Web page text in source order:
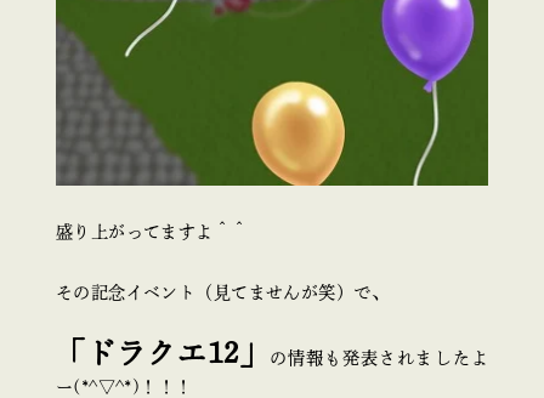
盛り上がってますよ＾＾
その記念イベント（見てませんが笑）で、
「ドラクエ12」
の情報も発表されましたよ
ー(*^▽^*)！！！